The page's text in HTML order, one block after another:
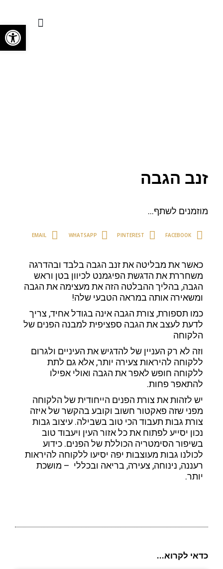
זנב הגבה
מוזמנים לשתף…
FACEBOOK
PINTEREST
WHATSAPP
EMAIL
כאשר את מבליטה את זנב הגבה בלבד ובהדרגה
משחררת את הדגשת הפיגמנט לכיוון בטן וראש
הגבה, בהליך ההבלטה הזה את מעצימה את הגבה
ומשאירה אותה במראה הטבעי שלה!
כמו תספורת, צורת הגבה אינה בגודל אחיד, צריך
לדעת לעצב את הגבה ספציפית למבנה הפנים של
הלקוחה
וזה לא רק העניין של להדגיש את העיניים ולגרום
ללקוחה להיראות צעירה יותר, אלא גם לתת
ללקוחה חופש לאפר את הגבה ואולי אפילו
להתאפר פחות.
יש לזהות את צורת הפנים הייחודית של הלקוחה
מפני שזה פאקטור חשוב וקובע בהקשר של איזה
צורת גבות תעבוד הכי טוב בשבילה. עיצוב גבות
נכון יסייע לפתוח את כל אזור העין ויעבוד טוב
בשיפור הסימטריה הכוללת של הפנים. כידוע
לכולנו גבות מעוצבות יפה יסיעו ללקוחה להיראות
רעננה, נינוחה, צעירה, בריאה ובכללי – מושכת
יותר.
כדאי לקרוא...
פתח